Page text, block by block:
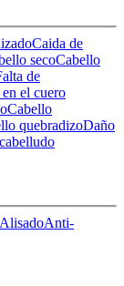
Caida de
secoCabello
de
el cuero
Cabello
quebradizoDaño
AlisadoAnti-